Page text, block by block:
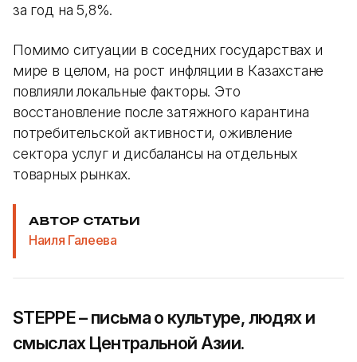
за год на 5,8%.
Помимо ситуации в соседних государствах и
мире в целом, на рост инфляции в Казахстане
повлияли локальные факторы. Это
восстановление после затяжного карантина
потребительской активности, оживление
сектора услуг и дисбалансы на отдельных
товарных рынках.
АВТОР СТАТЬИ
Наиля Галеева
STEPPE – письма о культуре, людях и
смыслах Центральной Азии.